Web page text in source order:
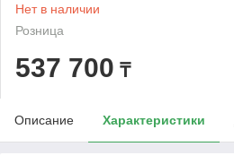
Нет в наличии
Розница
537 700 ₸
Описание Характеристики